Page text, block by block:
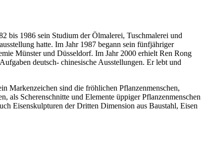
bis 1986 sein Studium der Ölmalerei, Tuschmalerei und
hatte. Im Jahr 1987 begann sein fünfjähriger
Münster und Düsseldorf. Im Jahr 2000 erhielt Ren Rong
deutsch- chinesische Ausstellungen. Er lebt und
Markenzeichen sind die fröhlichen Pflanzenmenschen,
als Scherenschnitte und Elemente üppiger Pflanzenmenschen
Eisenskulpturen der Dritten Dimension aus Baustahl, Eisen